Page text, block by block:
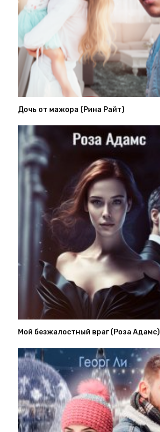
Дочь от мажора (Рина Райт)
Мой безжалостный враг (Роза Адамс)